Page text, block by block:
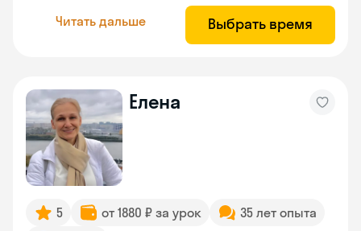
Читать дальше Выбрать время
Елена
5 от 1880 ₽ за урок
35 лет опыта